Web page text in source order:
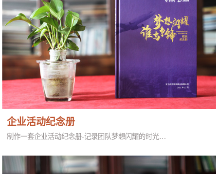
企业活动纪念册
制作一套企业活动纪念册-记录团队梦想闪耀的时光…